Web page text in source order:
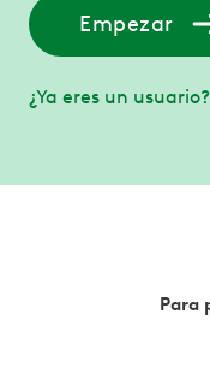
Empezar
¿Ya eres un
Para